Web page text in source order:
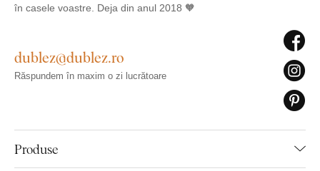
în casele voastre. Deja din anul 2018 🧡
Produse
dublez@dublez.ro
Răspundem în maxim o zi lucrătoare